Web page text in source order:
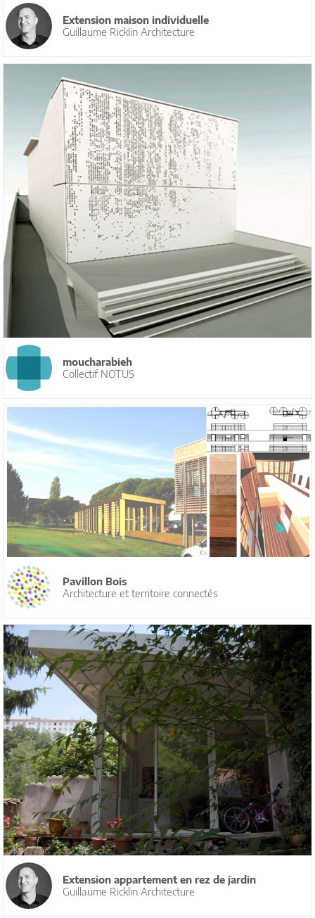
Extension maison individuelle
Guillaume Ricklin Architecture
moucharabieh
Collectif NOTUS
Pavillon Bois
Architecture et territoire connectés
Extension appartement en rez de jardin
Guillaume Ricklin Architecture